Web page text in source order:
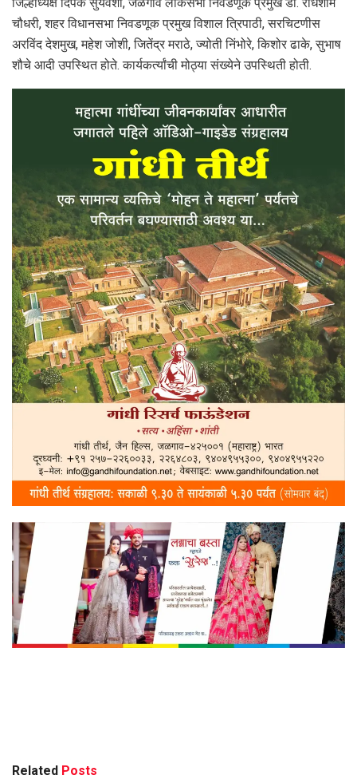
जिल्हाध्यक्ष दिपक सुर्यवंशी, जळगाव लोकसभा निवडणूक प्रमुख डॉ. राधेशाम
चौधरी, शहर विधानसभा निवडणूक प्रमुख विशाल त्रिपाठी, सरचिटणीस
अरविंद देशमुख, महेश जोशी, जितेंद्र मराठे, ज्योती निंभोरे, किशोर ढाके, सुभाष
शौचे आदी उपस्थित होते. कार्यकर्त्यांची मोठ्या संख्येने उपस्थिती होती.
Related Posts